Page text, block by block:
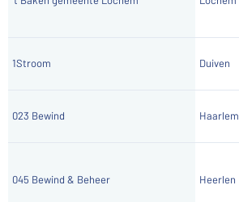
1Stroom Duiven
023 Bewind Haarlem
045 Bewind & Beheer Heerlen